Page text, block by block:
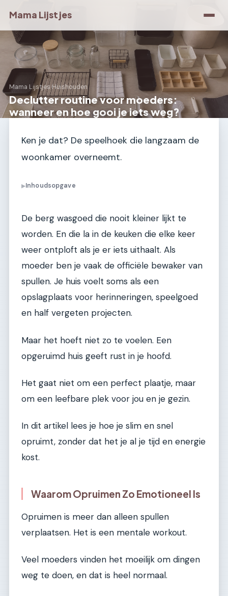
Mama Lijstjes
Mama Lijstjes›Huishouden
Declutter routine voor moeders:
wanneer en hoe gooi je iets weg?
Ken je dat? De speelhoek die langzaam de
woonkamer overneemt.
▶Inhoudsopgave
De berg wasgoed die nooit kleiner lijkt te
worden. En die la in de keuken die elke keer
weer ontploft als je er iets uithaalt. Als
moeder ben je vaak de officiële bewaker van
spullen. Je huis voelt soms als een
opslagplaats voor herinneringen, speelgoed
en half vergeten projecten.
Maar het hoeft niet zo te voelen. Een
opgeruimd huis geeft rust in je hoofd.
Het gaat niet om een perfect plaatje, maar
om een leefbare plek voor jou en je gezin.
In dit artikel lees je hoe je slim en snel
opruimt, zonder dat het je al je tijd en energie
kost.
Waarom Opruimen Zo Emotioneel Is
Opruimen is meer dan alleen spullen
verplaatsen. Het is een mentale workout.
Veel moeders vinden het moeilijk om dingen
weg te doen, en dat is heel normaal.